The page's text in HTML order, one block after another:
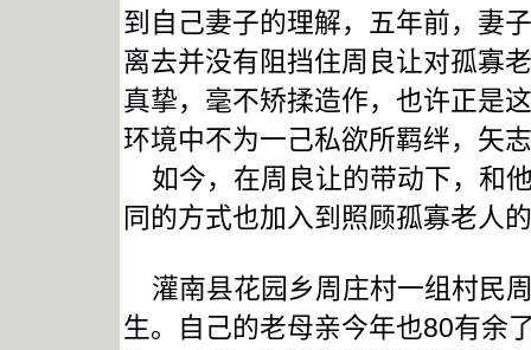
到自己妻子的理解，五年前，妻
离去并没有阻挡住周良让对孤寡
真挚，毫不矫揉造作，也许正是
环境中不为一己私欲所羁绊，矢
如今，在周良让的带动下，和
同的方式也加入到照顾孤寡老人
灌南县花园乡周庄村一组村民
生。自己的老母亲今年也80有余